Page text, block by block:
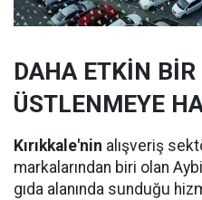
DAHA ETKİN BİR
ÜSTLENMEYE
Kırıkkale'nin alışveriş
markalarından biri olan
gıda alanında sunduğu